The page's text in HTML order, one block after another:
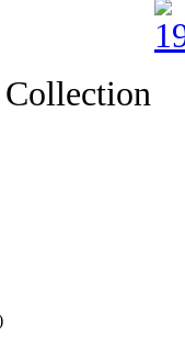
Collection